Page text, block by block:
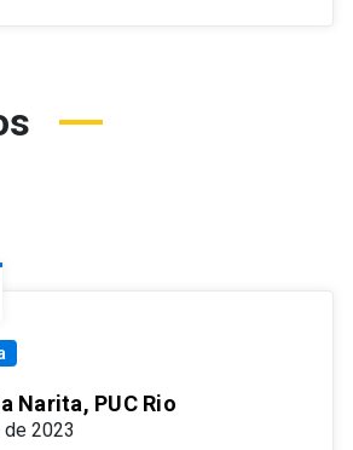
Narita, PUC Rio
2023